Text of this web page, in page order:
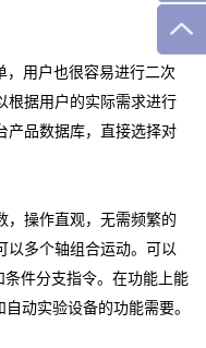
用户也很容易进行二次
根据用户的实际需求进行
产品数据库，直接选择对
，操作直观，无需频繁的
以多个轴组合运动。可以
件分支指令。在功能上能
动实验设备的功能需要。